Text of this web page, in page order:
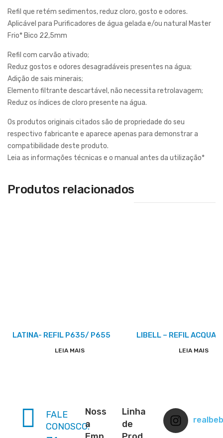
Refil que retém sedimentos, reduz cloro, gosto e odores.
Aplicável para Purificadores de água gelada e/ou natural Master
Frio* Bico 22,5mm
Refil com carvão ativado;
Reduz gostos e odores desagradáveis presentes na água;
Adição de sais minerais;
Elemento filtrante descartável, não necessita retrolavagem;
Reduz os índices de cloro presente na água.
Os produtos originais citados são de propriedade do seu
respectivo fabricante e aparece apenas para demonstrar a
compatibilidade deste produto.
Leia as informações técnicas e o manual antes da utilização*
Produtos relacionados
LATINA- REFIL P635/ P655
LEIA MAIS
LIBELL – REFIL
LEIA MAIS
FALE
CONOSCO:
Noss
a
Linha
de